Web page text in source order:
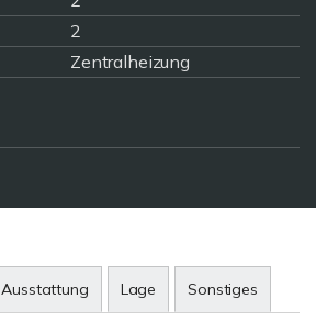
2
Zentralheizung
Ausstattung Lage Sonstiges